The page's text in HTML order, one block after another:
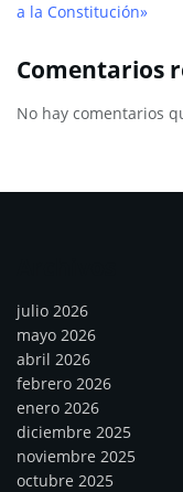
a la Constitución»
Comentarios
No hay comentarios
julio 2026
mayo 2026
abril 2026
febrero 2026
enero 2026
diciembre 2025
noviembre 2025
octubre 2025